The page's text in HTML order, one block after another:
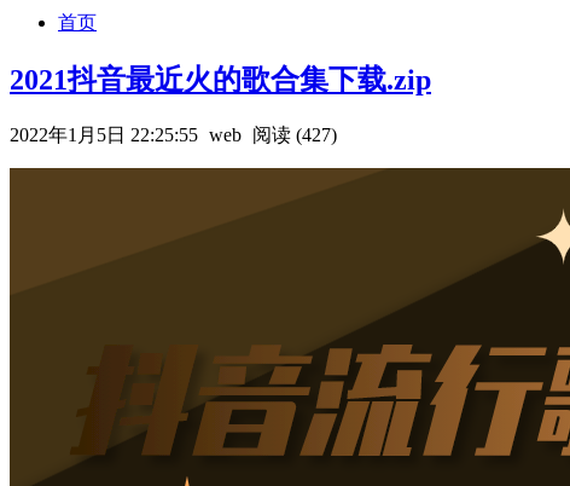
首页
2021抖音最近火的歌合集下载.zip
2022年1月5日 22:25:55 web 阅读 (427)